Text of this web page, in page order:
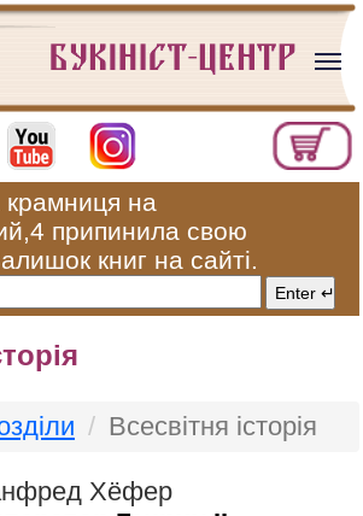
крамниця на
припинила свою
книг на сайті.
Всесвітня історія
Хёфер